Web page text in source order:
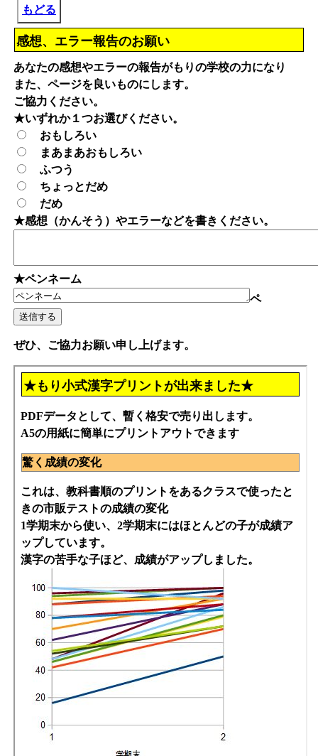
もどる
感想、エラー報告のお願い
あなたの感想やエラーの報告がもりの学校の力になり
また、ページを良いものにします。
ご協力ください。
★いずれか１つお選びください。
おもしろい
まあまあおもしろい
ふつう
ちょっとだめ
だめ
★感想（かんそう）やエラーなどを書きください。
★ペンネーム
ペ
ぜひ、ご協力お願い申し上げます。